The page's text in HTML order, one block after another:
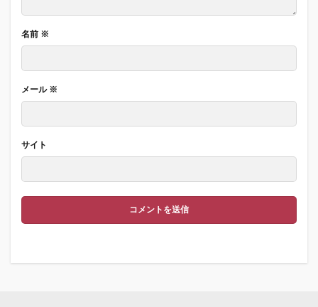
名前 ※
メール ※
サイト